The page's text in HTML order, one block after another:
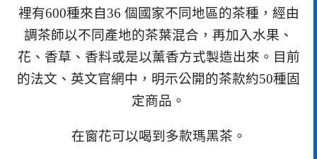
裡有600種來自36 個國家不同地區的茶種，經由
調茶師以不同產地的茶葉混合，再加入水果、
花、香草、香料或是以薰香方式製造出來。目前
的法文、英文官網中，明示公開的茶款約50種固
定商品。
在窗花可以喝到多款瑪黑茶。